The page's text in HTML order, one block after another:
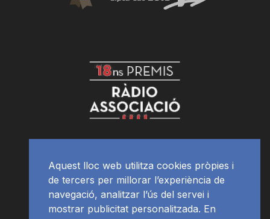
Aquest lloc web utilitza cookies pròpies i
de tercers per millorar l’experiència de
navegació, analitzar l’ús del servei i
mostrar publicitat personalitzada. En